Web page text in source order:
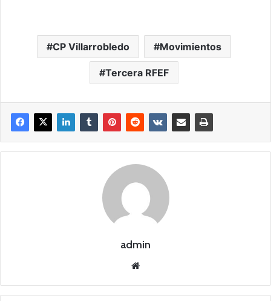
CP Villarrobledo Movimientos
Tercera RFEF
admin
we